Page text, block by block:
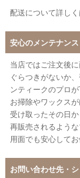
配送について詳しく
安心のメンテナンス
当店ではご注文後
ぐらつきがないか
ンティークのプロ
お掃除やワックス
受け取ったその日か
再販売されるよう
用面でも安心してお
お問い合わせ先・